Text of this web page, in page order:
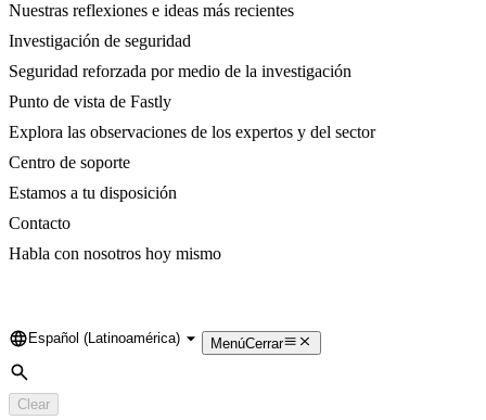
Nuestras reflexiones e ideas más recientes
Investigación de seguridad
Seguridad reforzada por medio de la investigación
Punto de vista de Fastly
Explora las observaciones de los expertos y del sector
Centro de soporte
Estamos a tu disposición
Contacto
Habla con nosotros hoy mismo
Language
Español (Latinoamérica) MenúCerrar
Search
Clear